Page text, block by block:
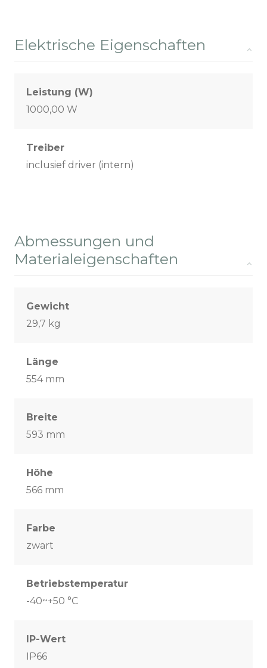
Elektrische Eigenschaften
Leistung (W)
1000,00 W
Treiber
inclusief driver (intern)
Abmessungen und
Materialeigenschaften
Gewicht
29,7 kg
Länge
554 mm
Breite
593 mm
Höhe
566 mm
Farbe
zwart
Betriebstemperatur
-40~+50 °C
IP-Wert
IP66